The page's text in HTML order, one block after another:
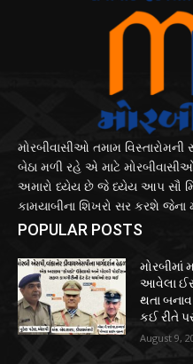
મોરબીવાસીઓ તમામ
બેઠા મળી રહે એ માટે
અમારો ધ્યેય છે જે ધ્યેય આપ સૌ
કામયાબીના શિખરો સર કરશે
POPULAR POSTS
મોરબીમાં
આવેલા
થતા
કઈ રીતે
August 9,